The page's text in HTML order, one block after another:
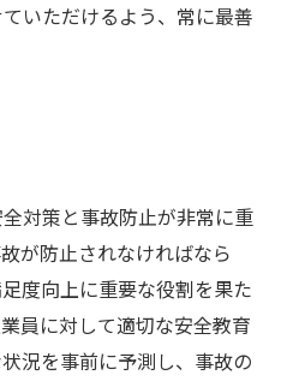
いただけるよう、常に最善
対策と事故防止が非常に重
が防止されなければなら
度向上に重要な役割を果た
員に対して適切な安全教育
況を事前に予測し、事故の